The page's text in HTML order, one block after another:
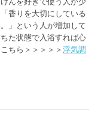
香りを大切にしている
」という人が増加して
た状態で入浴すれば心
ちら＞＞＞＞＞浮気調